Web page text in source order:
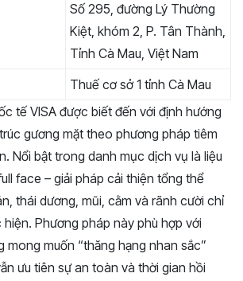
Số 295, đường Lý Thường
Kiệt, khóm 2, P. Tân Thành,
Tỉnh Cà Mau, Việt Nam
Thuế cơ sở 1 tỉnh Cà Mau
tế VISA được biết đến với định hướng
gương mặt theo phương pháp tiêm
Nổi bật trong danh mục dịch vụ là liệu
face – giải pháp cải thiện tổng thể
thái dương, mũi, cằm và rãnh cười chỉ
Phương pháp này phù hợp với
mong muốn “thăng hạng nhan sắc”
ưu tiên sự an toàn và thời gian hồi